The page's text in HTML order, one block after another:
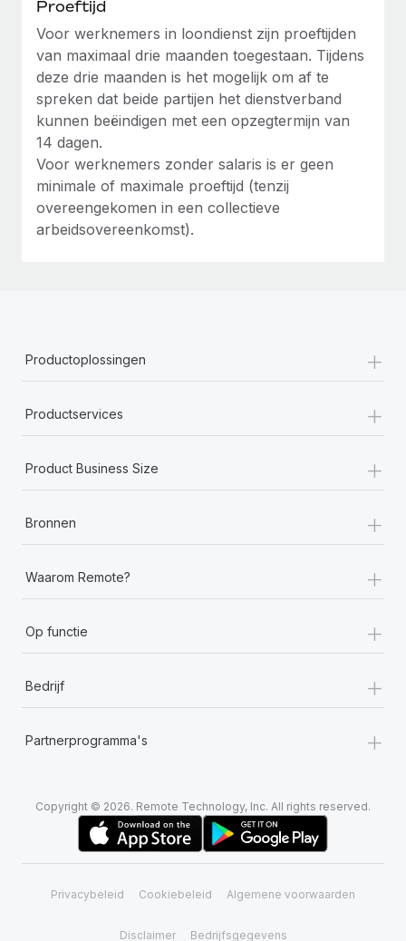
Proeftijd
Voor werknemers in loondienst zijn proeftijden
van maximaal drie maanden toegestaan. Tijdens
deze drie maanden is het mogelijk om af te
spreken dat beide partijen het dienstverband
kunnen beëindigen met een opzegtermijn van
14 dagen.
Voor werknemers zonder salaris is er geen
minimale of maximale proeftijd (tenzij
overeengekomen in een collectieve
arbeidsovereenkomst).
Productoplossingen +
Productservices +
Product Business Size +
Bronnen +
Waarom Remote? +
Op functie +
Bedrijf +
Partnerprogramma's +
Copyright © 2026. Remote Technology, Inc. All rights reserved.
Privacybeleid Cookiebeleid Algemene voorwaarden
Disclaimer Bedrijfsgegevens